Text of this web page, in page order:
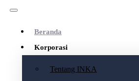
Beranda
Korporasi
Tentang INKA